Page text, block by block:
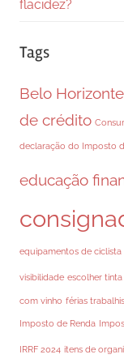
flacidez?
Tags
Belo Horizonte
de crédito
declaração do Imposto
educação
equipamentos de ciclista
visibilidade escolher tinta
com vinho férias
Imposto de Renda
IRRF 2024 itens de